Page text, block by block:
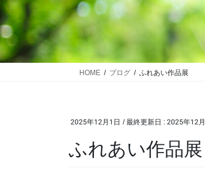
動
に
移
動
HOME ブログ ふれあい作品展
2025年12月1日 / 最終更新日 : 2025年12
ふれあい作品展